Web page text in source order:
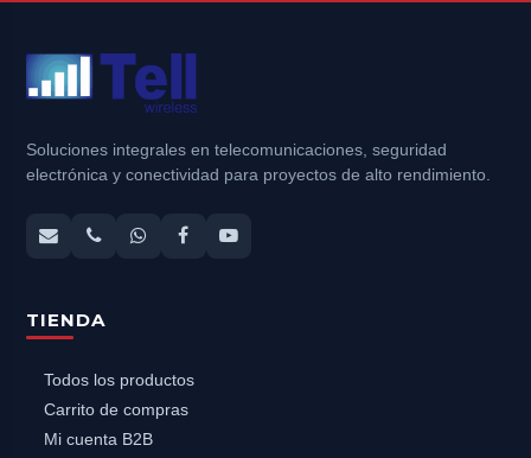
Soluciones integrales en telecomunicaciones, seguridad
electrónica y conectividad para proyectos de alto rendimiento.
TIENDA
Todos los productos
Carrito de compras
Mi cuenta B2B